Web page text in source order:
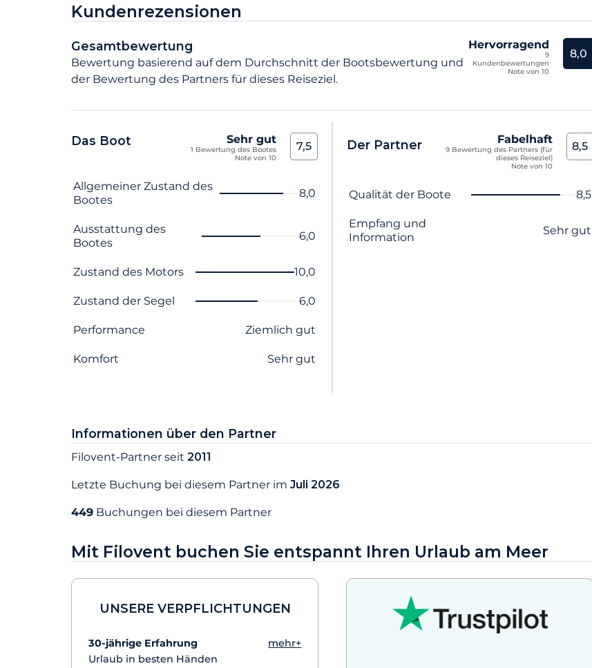
Kundenrezensionen
Gesamtbewertung
Bewertung basierend auf dem Durchschnitt der Bootsbewertung und
der Bewertung des Partners für dieses Reiseziel.
Hervorragend
9
Kundenbewertungen
Note von 10
8,0
Das Boot Sehr gut
1 Bewertung des Bootes
Note von 10
7,5
Name des Kriteriums Note
Allgemeiner Zustand des
Bootes
8,0
Ausstattung des
Bootes
6,0
Zustand des Motors 10,0
Zustand der Segel 6,0
Performance Ziemlich gut
Komfort Sehr gut
Der Partner Fabelhaft
9 Bewertung des Partners (für
dieses Reiseziel)
Note von 10
8,5
Name des Kriteriums Note
Qualität der Boote 8,5
Empfang und
Information
Sehr gut
Informationen über den Partner
Filovent-Partner seit 2011
Letzte Buchung bei diesem Partner im Juli 2026
449 Buchungen bei diesem Partner
Mit Filovent buchen Sie entspannt Ihren Urlaub am Meer
UNSERE VERPFLICHTUNGEN
30-jährige Erfahrung
mehr+
Urlaub in besten Händen